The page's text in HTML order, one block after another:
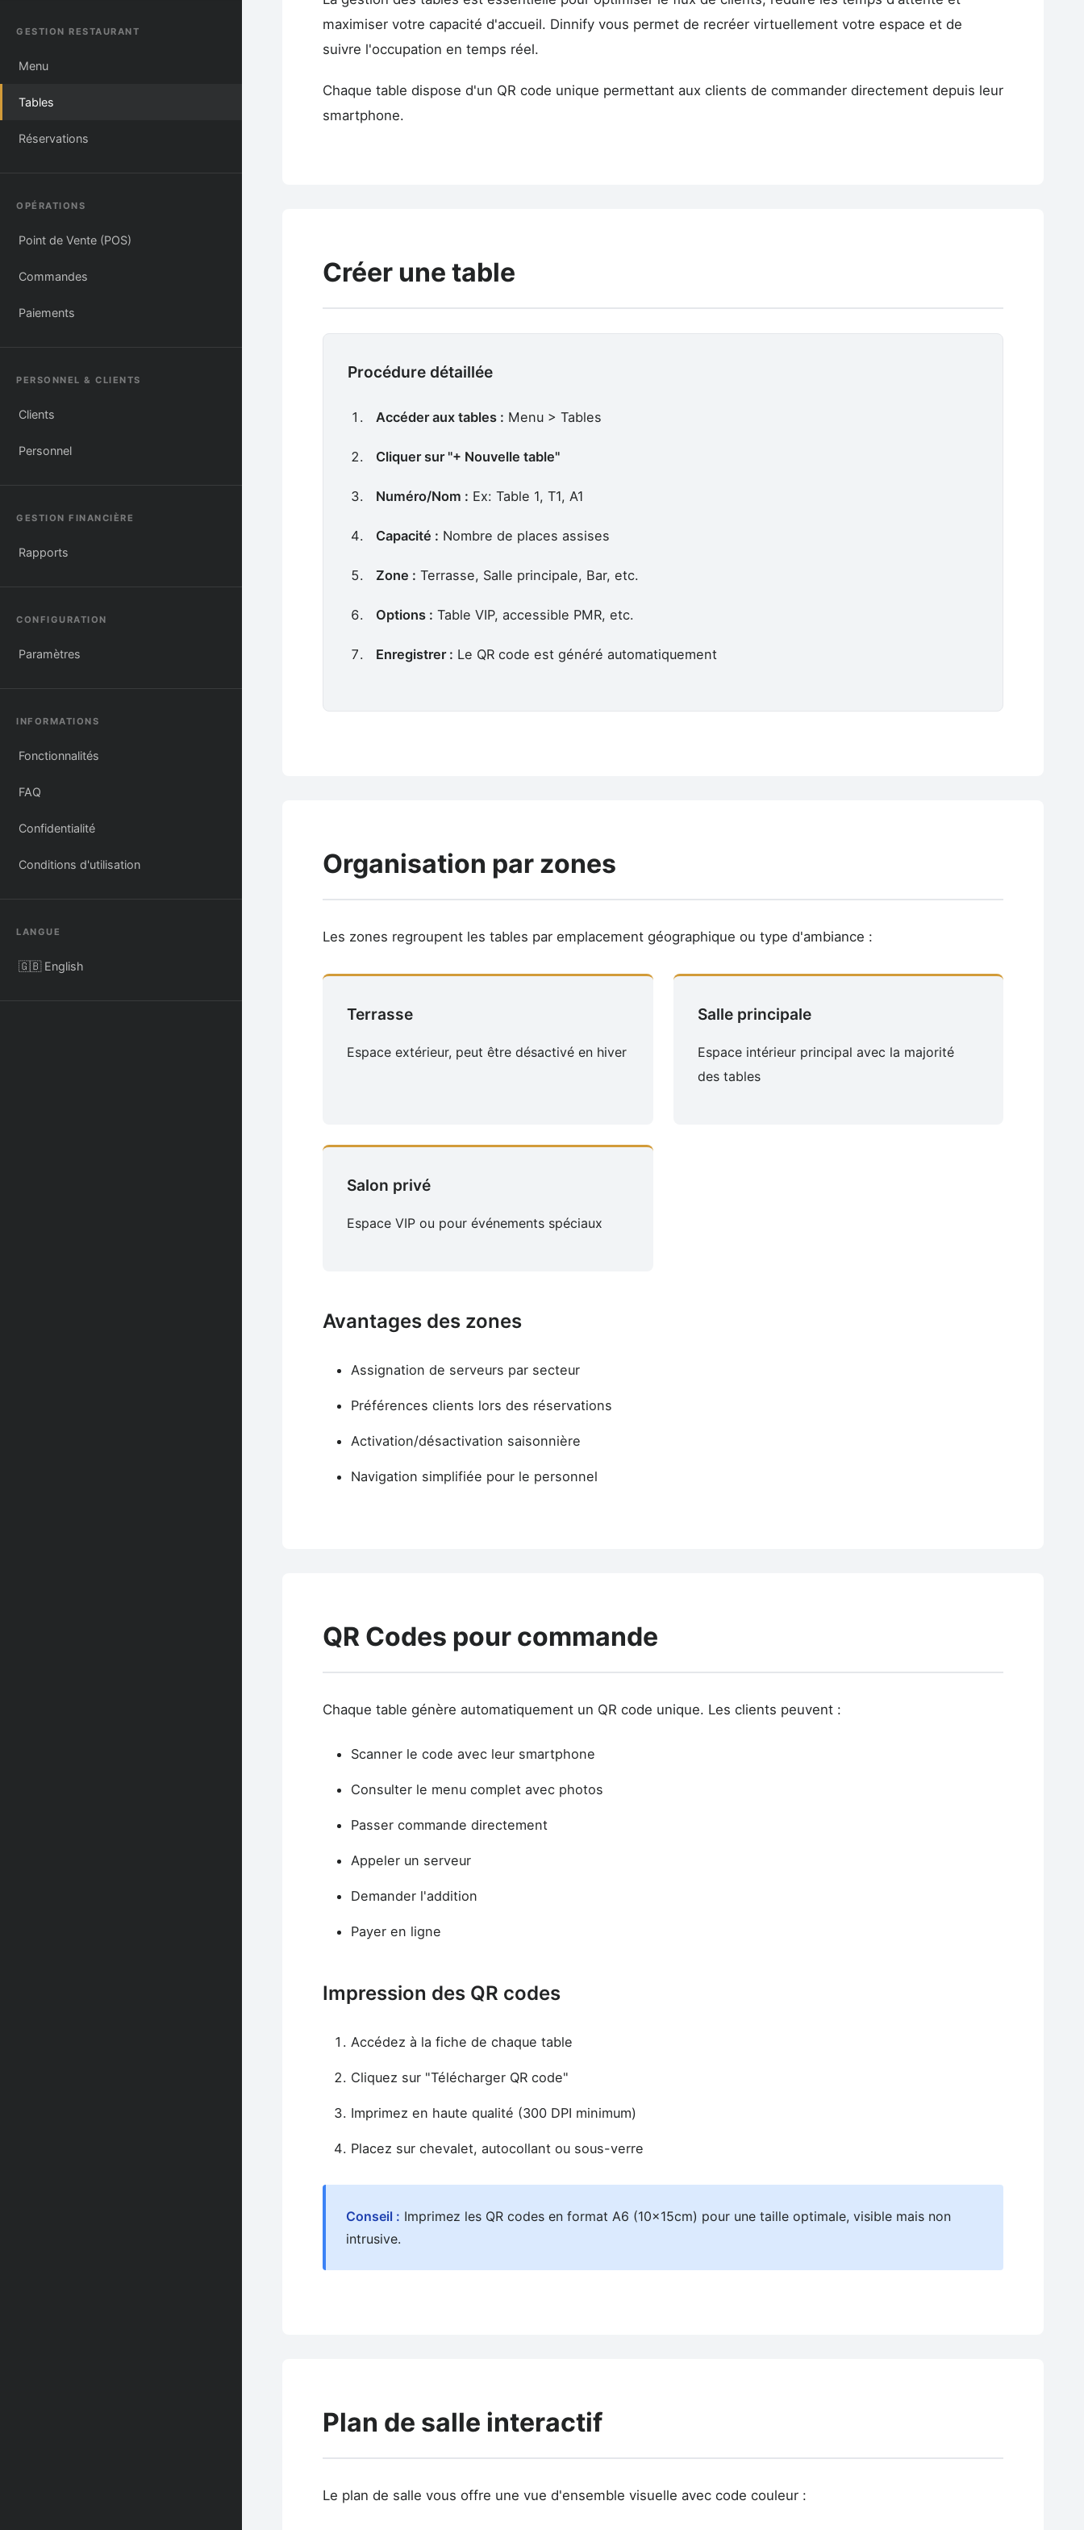
GESTION RESTAURANT
Menu
Tables
Réservations
OPÉRATIONS
Point de Vente (POS)
Commandes
Paiements
PERSONNEL & CLIENTS
Clients
Personnel
GESTION FINANCIÈRE
Rapports
CONFIGURATION
Paramètres
INFORMATIONS
Fonctionnalités
FAQ
Confidentialité
Conditions d'utilisation
LANGUE
🇬🇧 English
maximiser votre capacité d'accueil. Dinnify vous permet de recréer virtuellement votre espace et de
suivre l'occupation en temps réel.
Chaque table dispose d'un QR code unique permettant aux clients de commander directement depuis leur
smartphone.
Créer une table
Procédure détaillée
Accéder aux tables : Menu > Tables
Cliquer sur "+ Nouvelle table"
Numéro/Nom : Ex: Table 1, T1, A1
Capacité : Nombre de places assises
Zone : Terrasse, Salle principale, Bar, etc.
Options : Table VIP, accessible PMR, etc.
Enregistrer : Le QR code est généré automatiquement
Organisation par zones
Les zones regroupent les tables par emplacement géographique ou type d'ambiance :
Terrasse
Espace extérieur, peut être désactivé en hiver
Salle principale
Espace intérieur principal avec la majorité
des tables
Salon privé
Espace VIP ou pour événements spéciaux
Avantages des zones
Assignation de serveurs par secteur
Préférences clients lors des réservations
Activation/désactivation saisonnière
Navigation simplifiée pour le personnel
QR Codes pour commande
Chaque table génère automatiquement un QR code unique. Les clients peuvent :
Scanner le code avec leur smartphone
Consulter le menu complet avec photos
Passer commande directement
Appeler un serveur
Demander l'addition
Payer en ligne
Impression des QR codes
Accédez à la fiche de chaque table
Cliquez sur "Télécharger QR code"
Imprimez en haute qualité (300 DPI minimum)
Placez sur chevalet, autocollant ou sous-verre
Conseil : Imprimez les QR codes en format A6 (10x15cm) pour une taille optimale, visible mais non
intrusive.
Plan de salle interactif
Le plan de salle vous offre une vue d'ensemble visuelle avec code couleur :